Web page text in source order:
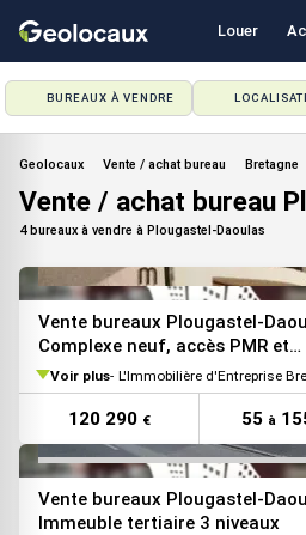
Louer
BUREAUX À VENDRE
Geolocaux Vente / achat bureau Bretagne
Vente / achat bureau
4 bureaux à vendre à Plougastel-Daoulas
Vente bureaux Plougastel-
Complexe neuf, accès PMR et
ascenseur
Voir plus L'Immobilière d'Entreprise
120 290 € 55 à
Vente bureaux Plougastel-
Immeuble tertiaire 3 niveaux